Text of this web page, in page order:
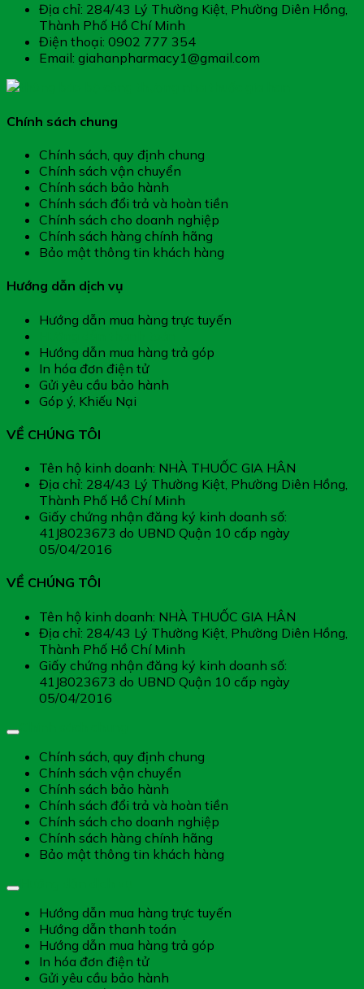
Địa chỉ: 284/43 Lý Thường Kiệt, Phường Diên Hồng,
Thành Phố Hồ Chí Minh
Điện thoại: 0902 777 354
Email: giahanpharmacy1@gmail.com
Chính sách chung
Chính sách, quy định chung
Chính sách vận chuyển
Chính sách bảo hành
Chính sách đổi trả và hoàn tiền
Chính sách cho doanh nghiệp
Chính sách hàng chính hãng
Bảo mật thông tin khách hàng
Hướng dẫn dịch vụ
Hướng dẫn mua hàng trực tuyến
Hướng dẫn mua hàng trả góp
In hóa đơn điện tử
Gửi yêu cầu bảo hành
Góp ý, Khiếu Nại
VỀ CHÚNG TÔI
Tên hộ kinh doanh: NHÀ THUỐC GIA HÂN
Địa chỉ: 284/43 Lý Thường Kiệt, Phường Diên Hồng,
Thành Phố Hồ Chí Minh
Giấy chứng nhận đăng ký kinh doanh số:
41J8023673 do UBND Quận 10 cấp ngày
05/04/2016
VỀ CHÚNG TÔI
Tên hộ kinh doanh: NHÀ THUỐC GIA HÂN
Địa chỉ: 284/43 Lý Thường Kiệt, Phường Diên Hồng,
Thành Phố Hồ Chí Minh
Giấy chứng nhận đăng ký kinh doanh số:
41J8023673 do UBND Quận 10 cấp ngày
05/04/2016
Chính sách, quy định chung
Chính sách vận chuyển
Chính sách bảo hành
Chính sách đổi trả và hoàn tiền
Chính sách cho doanh nghiệp
Chính sách hàng chính hãng
Bảo mật thông tin khách hàng
Hướng dẫn mua hàng trực tuyến
Hướng dẫn thanh toán
Hướng dẫn mua hàng trả góp
In hóa đơn điện tử
Gửi yêu cầu bảo hành